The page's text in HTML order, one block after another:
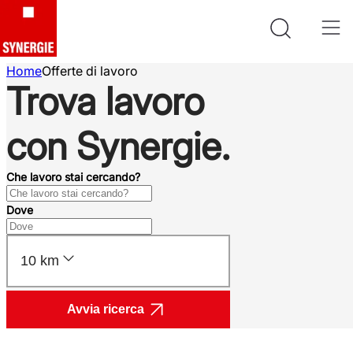
HomeOfferte di lavoro
Trova lavoro
con Synergie.
Che lavoro stai cercando?
Dove
10 km
Avvia ricerca